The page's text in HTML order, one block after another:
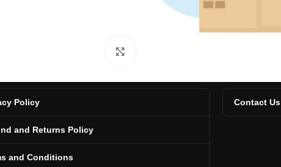
Policy
and Returns Policy
and Conditions
Contact Us